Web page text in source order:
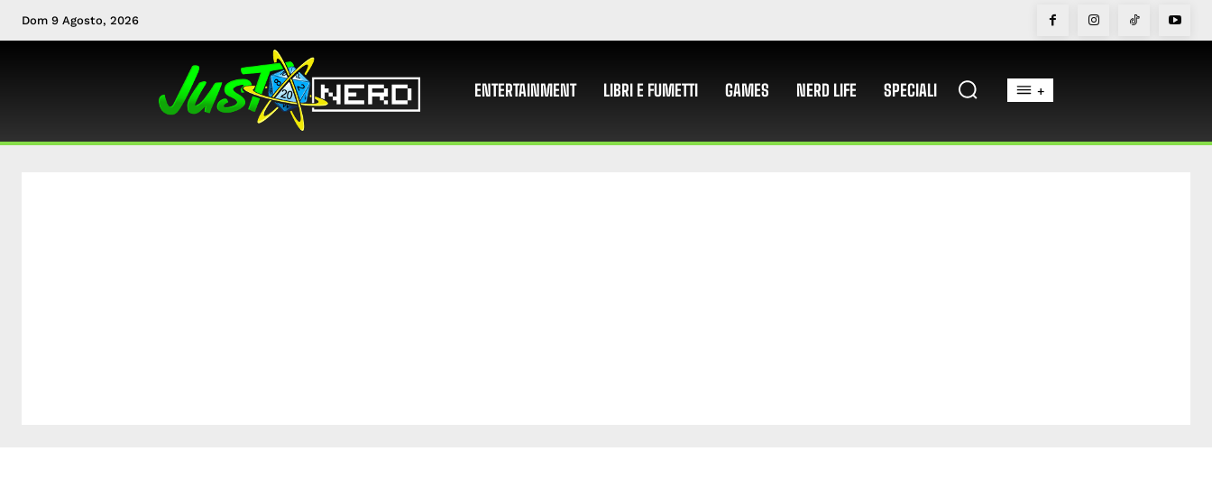
Dom 9 Agosto, 2026
ENTERTAINMENT LIBRI E FUMETTI GAMES NERD LIFE SPECIALI +